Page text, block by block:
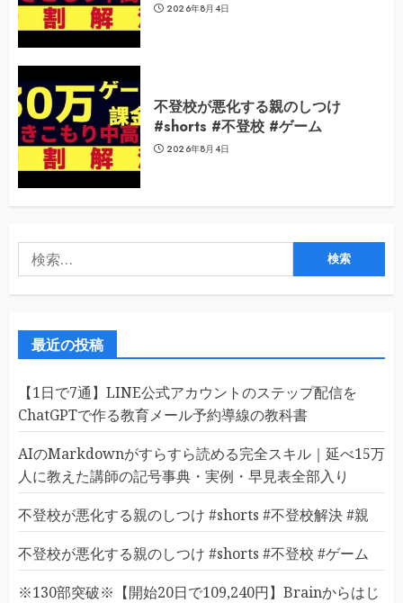
2026年8月4日
不登校が悪化する親のしつけ
#shorts #不登校 #ゲーム
2026年8月4日
索:
最近の投稿
【1日で7通】LINE公式アカウントのステップ配信を
ChatGPTで作る教育メール予約導線の教科書
AIのMarkdownがすらすら読める完全スキル｜延べ15万
人に教えた講師の記号事典・実例・早見表全部入り
不登校が悪化する親のしつけ #shorts #不登校解決 #親
不登校が悪化する親のしつけ #shorts #不登校 #ゲーム
※130部突破※【開始20日で109,240円】Brainからはじ